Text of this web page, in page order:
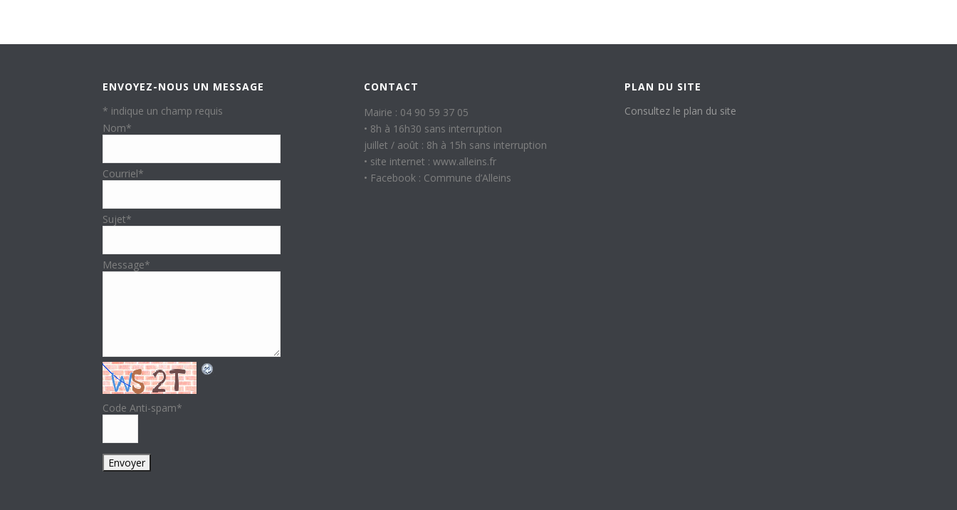
ENVOYEZ-NOUS UN MESSAGE
* indique un champ requis
Nom*
Courriel*
Sujet*
Message*
Code Anti-spam*
CONTACT
Mairie : 04 90 59 37 05
• 8h à 16h30 sans interruption
juillet / août : 8h à 15h sans interruption
• site internet : www.alleins.fr
• Facebook : Commune d’Alleins
PLAN DU SITE
Consultez le plan du site